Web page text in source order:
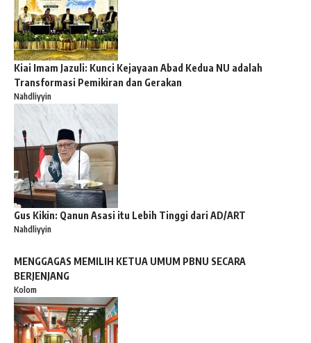
Kiai Imam Jazuli: Kunci Kejayaan Abad Kedua NU adalah
Transformasi Pemikiran dan Gerakan
Nahdliyyin
Gus Kikin: Qanun Asasi itu Lebih Tinggi dari AD/ART
Nahdliyyin
MENGGAGAS MEMILIH KETUA UMUM PBNU SECARA
BERJENJANG
Kolom